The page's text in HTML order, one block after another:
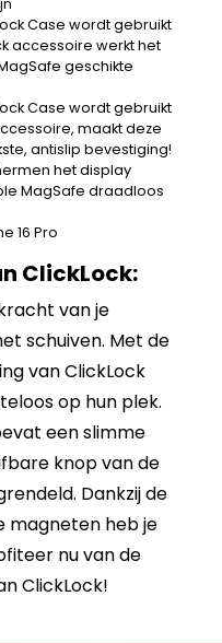
Case wordt gebruikt
accessoire werkt het
geschikte
Case wordt gebruikt
maakt deze
antislip bevestiging!
het display
MagSafe draadloos
16 Pro
ClickLock:
van je
schuiven. Met de
van ClickLock
op hun plek.
een slimme
knop van de
Dankzij de
magneten heb je
nu van de
ClickLock!